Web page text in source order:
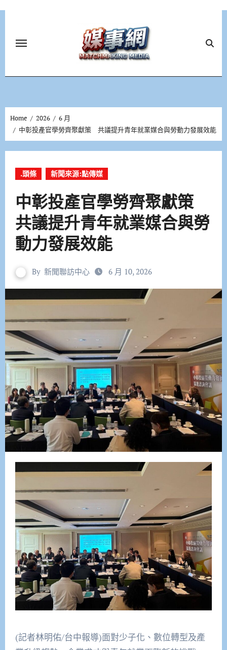
Home 2026
6 月
中彰投產官學勞齊聚獻策 共議提升青年就業媒合與勞動力發展效能
.頭條 新聞來源:點傳媒
中彰投產官學勞齊聚獻策
共議提升青年就業媒合與勞
動力發展效能
By 新聞聯訪中心 6 月 10, 2026
(記者林明佑/台中報導)面對少子化、數位轉型及產